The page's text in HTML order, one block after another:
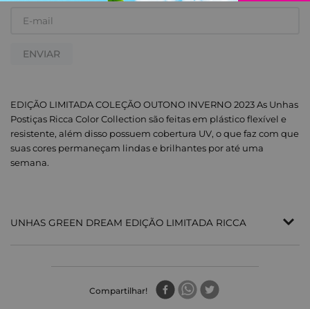
ENVIAR
EDIÇÃO LIMITADA COLEÇÃO OUTONO INVERNO 2023 As Unhas
Postiças Ricca Color Collection são feitas em plástico flexível e
resistente, além disso possuem cobertura UV, o que faz com que
suas cores permaneçam lindas e brilhantes por até uma
semana.
UNHAS GREEN DREAM EDIÇÃO LIMITADA RICCA
Compartilhar